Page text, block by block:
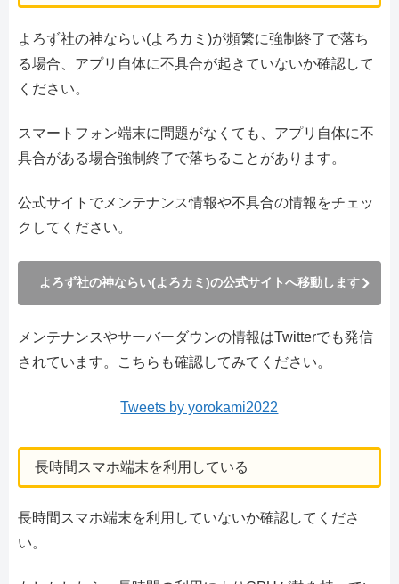
よろず社の神ならい(よろカミ)が頻繁に強制終了で落ち
る場合、アプリ自体に不具合が起きていないか確認して
ください。
スマートフォン端末に問題がなくても、アプリ自体に不
具合がある場合強制終了で落ちることがあります。
公式サイトでメンテナンス情報や不具合の情報をチェッ
クしてください。
よろず社の神ならい(よろカミ)の公式サイトへ移動します
メンテナンスやサーバーダウンの情報はTwitterでも発信
されています。こちらも確認してみてください。
Tweets by yorokami2022
長時間スマホ端末を利用している
長時間スマホ端末を利用していないか確認してくださ
い。